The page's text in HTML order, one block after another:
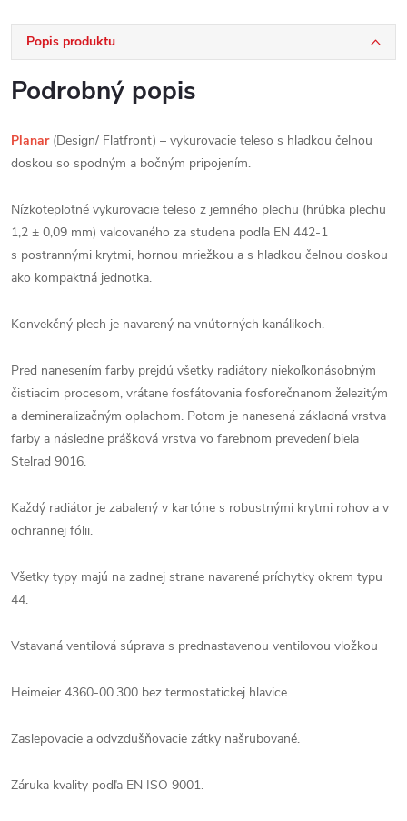
Popis produktu
Podrobný popis
Planar(Design/ Flatfront) – vykurovacie teleso s hladkou čelnou
doskou so spodným a bočným pripojením.
Nízkoteplotné vykurovacie teleso z jemného plechu (hrúbka plechu
1,2 ± 0,09 mm) valcovaného za studena podľa EN 442-1
s postrannými krytmi, hornou mriežkou a s hladkou čelnou doskou
ako kompaktná jednotka.
Konvekčný plech je navarený na vnútorných kanálikoch.
Pred nanesením farby prejdú všetky radiátory niekoľkonásobným
čistiacim procesom, vrátane fosfátovania fosforečnanom železitým
a demineralizačným oplachom. Potom je nanesená základná vrstva
farby a následne prášková vrstva vo farebnom prevedení biela
Stelrad 9016.
Každý radiátor je zabalený v kartóne s robustnými krytmi rohov a v
ochrannej fólii.
Všetky typy majú na zadnej strane navarené príchytky okrem typu
44.
Vstavaná ventilová súprava s prednastavenou ventilovou vložkou
Heimeier 4360-00.300 bez termostatickej hlavice.
Zaslepovacie a odvzdušňovacie zátky našrubované.
Záruka kvality podľa EN ISO 9001.